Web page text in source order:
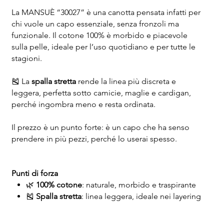
La MANSUÈ “30027” è una canotta pensata infatti per
chi vuole un capo essenziale, senza fronzoli ma
funzionale. Il cotone 100% è morbido e piacevole
sulla pelle, ideale per l’uso quotidiano e per tutte le
stagioni.
🎽 La spalla strettarende la linea più discreta e
leggera, perfetta sotto camicie, maglie e cardigan,
perché ingombra meno e resta ordinata.
Il prezzo è un punto forte: è un capo che ha senso
prendere in più pezzi, perché lo userai spesso.
Punti di forza
🌿 100% cotone: naturale, morbido e traspirante
🎽 Spalla stretta: linea leggera, ideale nei layering